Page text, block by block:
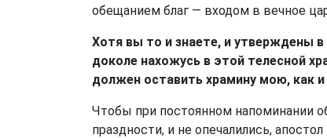
обещанием благ — входом в вечное
Хотя вы то и знаете, и утверждены
доколе нахожусь в этой телесной
должен оставить храмину мою, как
Чтобы при постоянном напоминании
праздности, и не опечалились,